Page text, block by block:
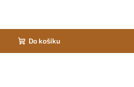
Do košíku